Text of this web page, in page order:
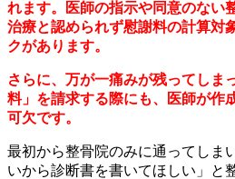
れます。医師の指示や同意のない
治療と認められず慰謝料の計算対
クがあります。
さらに、万が一痛みが残ってしま
料」を請求する際にも、医師が作
可欠です。
最初から整骨院のみに通ってしま
いから診断書を書いてほしい」と